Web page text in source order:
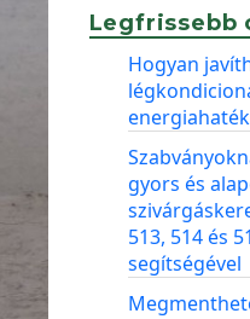
Legfrissebb
Hogyan
gyors és
513, 514 és
segítségével